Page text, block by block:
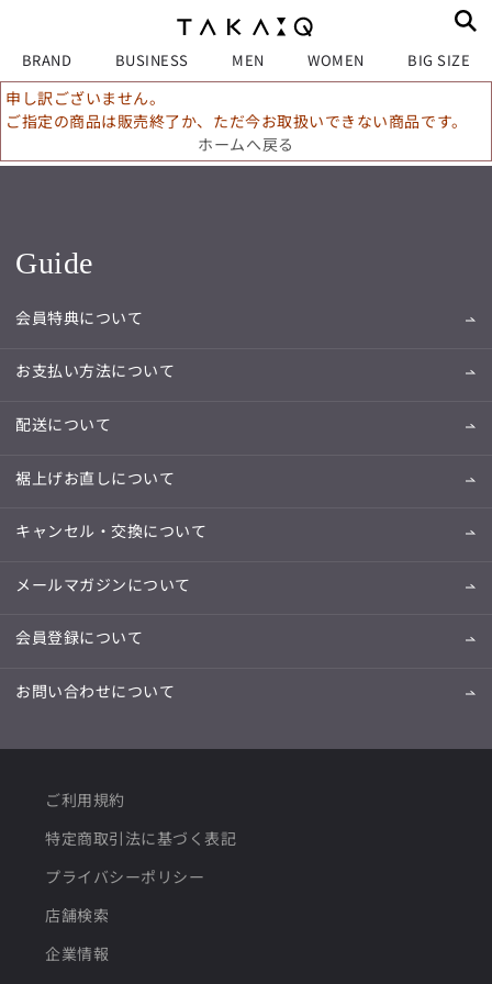
BRAND BUSINESS MEN WOMEN BIG SIZE
申し訳ございません。
ご指定の商品は販売終了か、ただ今お取扱いできない商品です。
ホームへ戻る
Guide
会員特典について
お支払い方法について
配送について
裾上げお直しについて
キャンセル・交換について
メールマガジンについて
会員登録について
お問い合わせについて
ご利用規約
特定商取引法に基づく表記
プライバシーポリシー
店舗検索
企業情報